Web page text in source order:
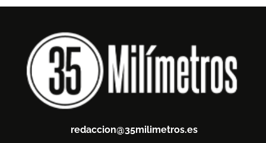
redaccion@35milimetros.es